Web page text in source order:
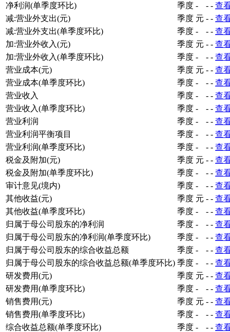
净利润(单季度环比)
季度 - - - 查
减:营业外支出(元)
季度 元 - - 查
减:营业外支出(单季度环比)
季度 - - - 查
加:营业外收入(元)
季度 元 - - 查
加:营业外收入(单季度环比)
季度 - - - 查
营业成本(元)
季度 元 - - 查
营业成本(单季度环比)
季度 - - - 查
营业收入
季度 - - - 查
营业收入(单季度环比)
季度 - - - 查
营业利润
季度 - - - 查
营业利润平衡项目
季度 - - - 查
营业利润(单季度环比)
季度 - - - 查
税金及附加(元)
季度 元 - - 查
税金及附加(单季度环比)
季度 - - - 查
审计意见(境内)
季度 - - - 查
其他收益(元)
季度 元 - - 查
其他收益(单季度环比)
季度 - - - 查
归属于母公司股东的净利润
季度 - - - 查
归属于母公司股东的净利润(单季度环比)
季度 - - - 查
归属于母公司股东的综合收益总额
季度 - - - 查
归属于母公司股东的综合收益总额(单季度环比) 季度 - - - 查
研发费用(元)
季度 元 - - 查
研发费用(单季度环比)
季度 - - - 查
销售费用(元)
季度 元 - - 查
销售费用(单季度环比)
季度 - - - 查
综合收益总额(单季度环比)
季度 - - - 查